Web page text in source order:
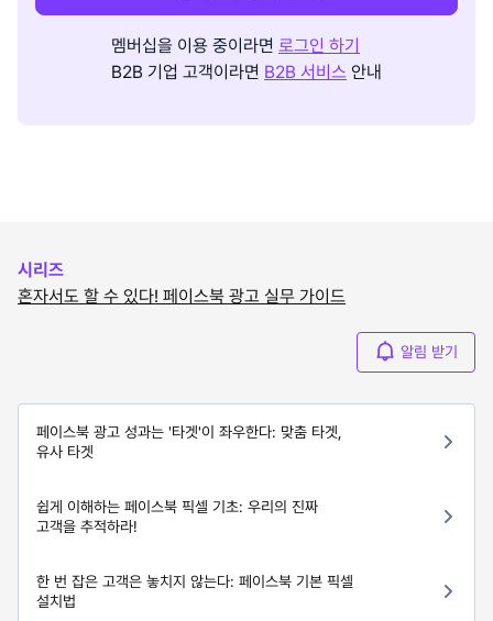
멤버십을 이용 중이라면 로그인 하기
B2B 기업 고객이라면 B2B 서비스 안내
시리즈
혼자서도 할 수 있다! 페이스북 광고 실무 가이드
알림 받기
페이스북 광고 성과는 '타겟'이 좌우한다: 맞춤 타겟,
유사 타겟
쉽게 이해하는 페이스북 픽셀 기초: 우리의 진짜
고객을 추적하라!
한 번 잡은 고객은 놓치지 않는다: 페이스북 기본 픽셀
설치법